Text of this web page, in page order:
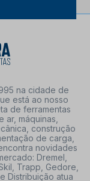
na cidade de
está ao nosso
de ferramentas
máquinas,
construção
de carga,
novidades
Dremel,
Trapp, Gedore,
Distribuição atua